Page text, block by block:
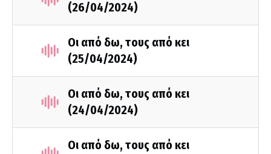
(26/04/2024)
Οι από δω, τους από κει
(25/04/2024)
Οι από δω, τους από κει
(24/04/2024)
Οι από δω, τους από κει